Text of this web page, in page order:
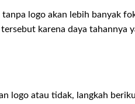
logo akan lebih banyak
karena daya tahannya
logo atau tidak, langkah